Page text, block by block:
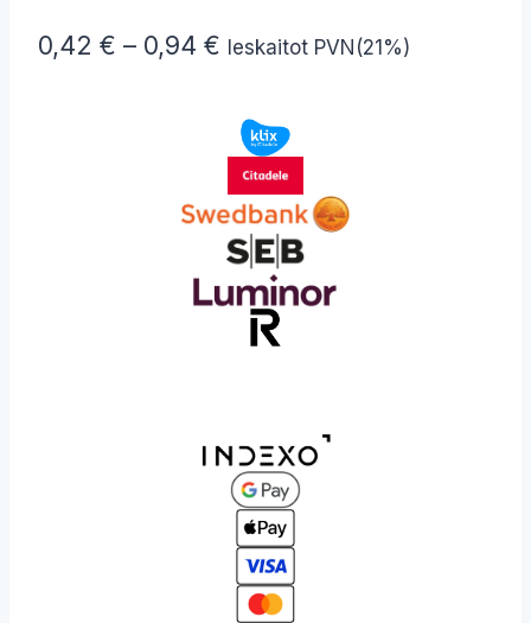
0,42 € – 0,94 € Price
0,42 €
through
0,94 €
Ieskaitot PVN(21%)